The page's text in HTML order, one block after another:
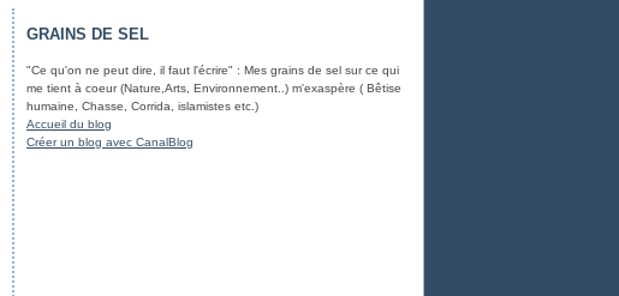
GRAINS DE SEL
"Ce qu'on ne peut dire, il faut l'écrire" : Mes grains de sel sur ce qui
me tient à coeur (Nature,Arts, Environnement..) m'exaspère ( Bêtise
humaine, Chasse, Corrida, islamistes etc.)
Accueil du blog
Créer un blog avec CanalBlog